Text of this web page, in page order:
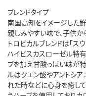
ブレンドタイプ
南国高知をイメージした
親しみやすい味で、子供
トロピカルブレンドは「ス
ハイビスカスローゼル特
ブを加え甘酸っぱい味が
ルはクエン酸やアントシ
れた時などに心身を癒し